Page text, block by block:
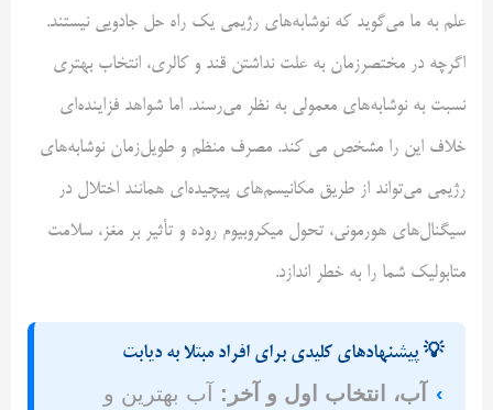
علم به ما می‌گوید که نوشابه‌های رژیمی یک راه حل جادویی نیستند.
اگرچه در مختصر‌زمان به علت نداشتن قند و کالری، انتخاب بهتری
نسبت به نوشابه‌های معمولی به نظر می‌رسند. اما شواهد فزاینده‌ای
خلاف این را مشخص می کند. مصرف منظم و طویل‌زمان نوشابه‌های
رژیمی می‌تواند از طریق مکانیسم‌های پیچیده‌ای همانند اختلال در
سیگنال‌های هورمونی، تحول میکروبیوم روده و تأثیر بر مغز، سلامت
متابولیک شما را به خطر اندازد.
💡 پیشنهاد‌های کلیدی برای افراد مبتلا به دیابت
› آب، انتخاب اول و آخر: آب بهترین و